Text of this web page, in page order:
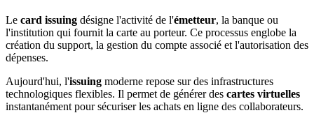
Le card issuing désigne l'activité de l'émetteur, la banque ou
l'institution qui fournit la carte au porteur. Ce processus englobe la
création du support, la gestion du compte associé et l'autorisation des
dépenses.
Aujourd'hui, l'issuing moderne repose sur des infrastructures
technologiques flexibles. Il permet de générer des cartes virtuelles
instantanément pour sécuriser les achats en ligne des collaborateurs.